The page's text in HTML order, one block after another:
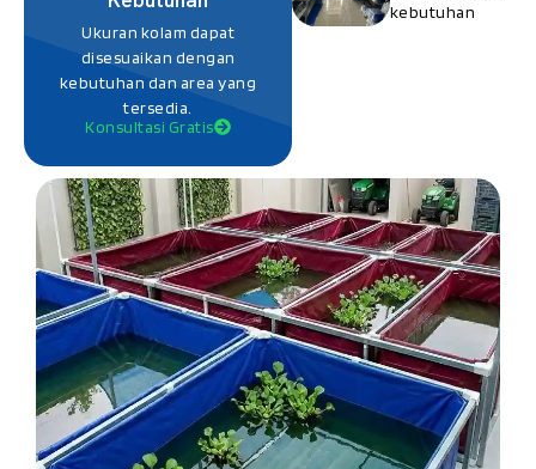
Ukuran kolam dapat
disesuaikan dengan
kebutuhan dan area yang
tersedia.
Konsultasi Gratis
kebutuhan